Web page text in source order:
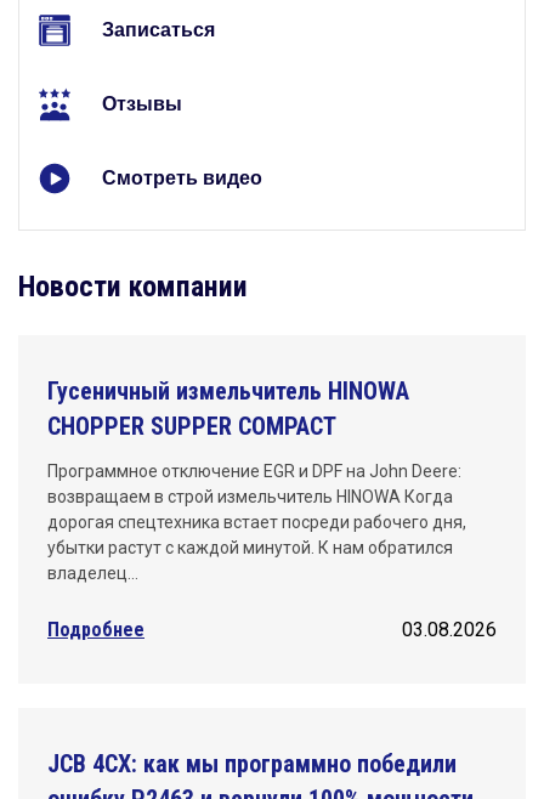
Записаться
Отзывы
Смотреть видео
Новости компании
Гусеничный измельчитель HINOWA
CHOPPER SUPPER COMPACT
Программное отключение EGR и DPF на John Deere:
возвращаем в строй измельчитель HINOWA Когда
дорогая спецтехника встает посреди рабочего дня,
убытки растут с каждой минутой. К нам обратился
владелец…
Подробнее 03.08.2026
JCB 4CX: как мы программно победили